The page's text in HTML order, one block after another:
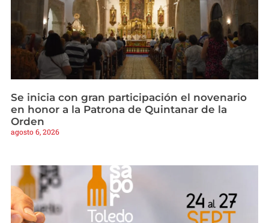
Se inicia con gran participación el novenario
en honor a la Patrona de Quintanar de la
Orden
agosto 6, 2026